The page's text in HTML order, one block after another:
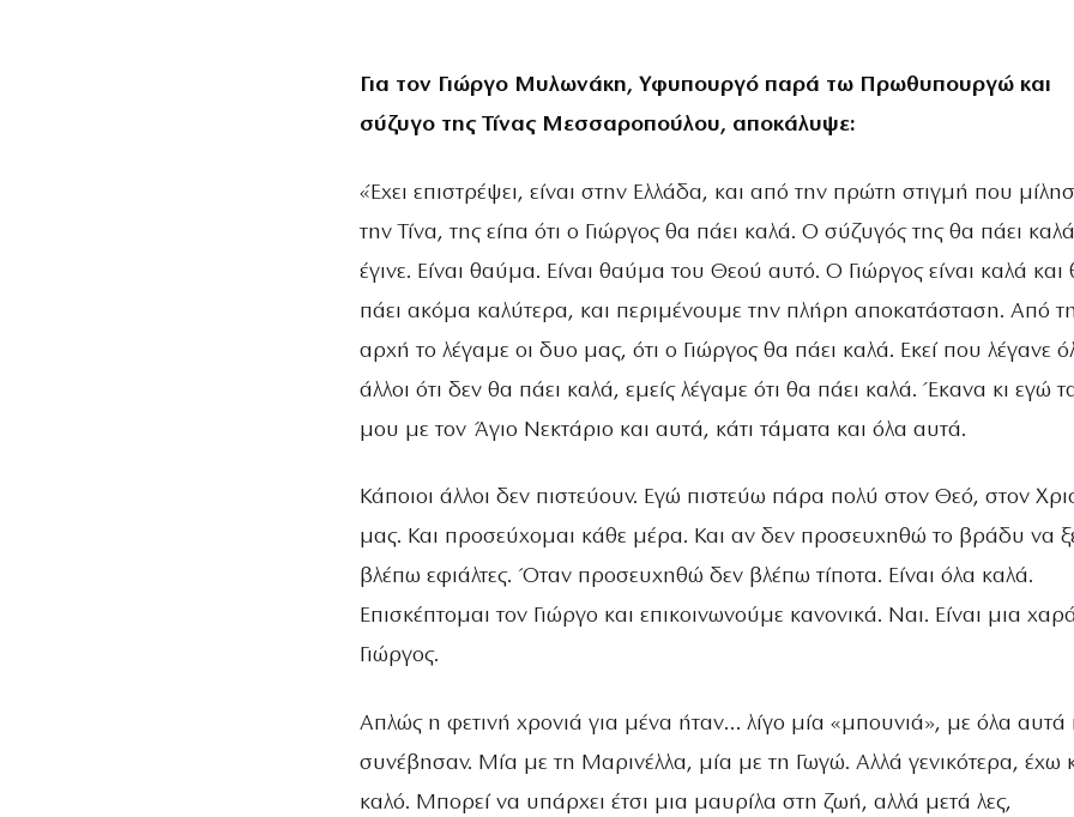
Για τον Γιώργο Μυλωνάκη, Υφυπουργό παρά τω Πρωθυπουργώ και
σύζυγο της Τίνας Μεσσαροπούλου, αποκάλυψε:
«Έχει επιστρέψει, είναι στην Ελλάδα, και από την πρώτη στιγμή που
την Τίνα, της είπα ότι ο Γιώργος θα πάει καλά. Ο σύζυγός της θα πάει
έγινε. Είναι θαύμα. Είναι θαύμα του Θεού αυτό. Ο Γιώργος είναι καλά και
πάει ακόμα καλύτερα, και περιμένουμε την πλήρη αποκατάσταση. Από
αρχή το λέγαμε οι δυο μας, ότι ο Γιώργος θα πάει καλά. Εκεί που λέγανε
άλλοι ότι δεν θα πάει καλά, εμείς λέγαμε ότι θα πάει καλά. Έκανα κι εγώ
μου με τον Άγιο Νεκτάριο και αυτά, κάτι τάματα και όλα αυτά.
Κάποιοι άλλοι δεν πιστεύουν. Εγώ πιστεύω πάρα πολύ στον Θεό, στον
μας. Και προσεύχομαι κάθε μέρα. Και αν δεν προσευχηθώ το βράδυ να
βλέπω εφιάλτες. Όταν προσευχηθώ δεν βλέπω τίποτα. Είναι όλα καλά.
Επισκέπτομαι τον Γιώργο και επικοινωνούμε κανονικά. Ναι. Είναι μια
Γιώργος.
Απλώς η φετινή χρονιά για μένα ήταν… λίγο μία «μπουνιά», με όλα αυτά
συνέβησαν. Μία με τη Μαρινέλλα, μία με τη Γωγώ. Αλλά γενικότερα, έχω
καλό. Μπορεί να υπάρχει έτσι μια μαυρίλα στη ζωή, αλλά μετά λες,